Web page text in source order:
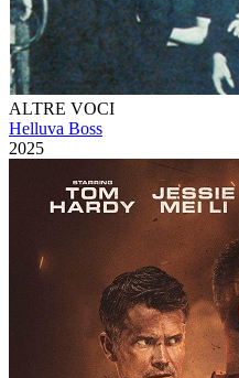
ALTRE VOCI
Helluva Boss
2025